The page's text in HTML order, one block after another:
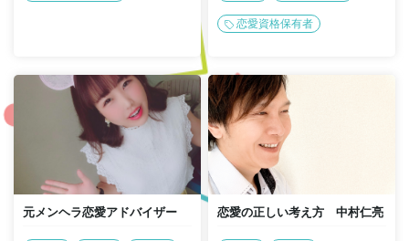
恋愛資格保有者
元メンヘラ恋愛アドバイザー 恋愛の正しい考え方 中村仁亮